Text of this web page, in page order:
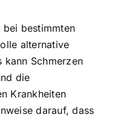
bei bestimmten
alternative
kann Schmerzen
die
Krankheiten
darauf, dass